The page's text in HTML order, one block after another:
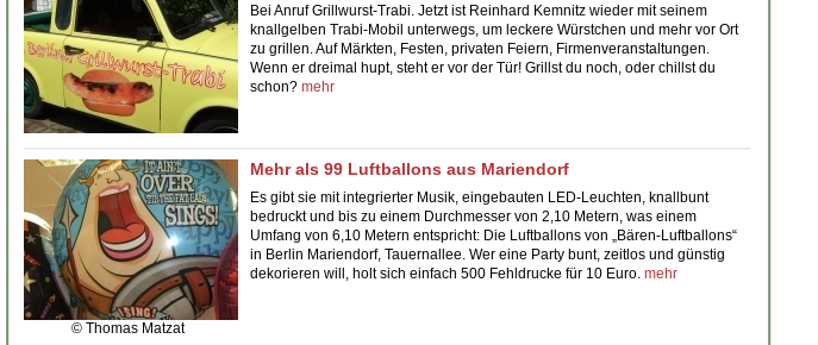
Bei AnrufGrillwurst-Trabi . Jetzt ist Reinhard Kemnitz wieder mit seinem
knallgelben Trabi-Mobil unterwegs, um leckere Würstchen und mehr vor Ort
zu grillen. Auf Märkten, Festen, privaten Feiern, Firmenveranstaltungen.
Wenn er dreimal hupt, steht er vor der Tür! Grillst du noch, oder chillst du
schon? mehr
© Thomas Matzat
Mehr als 99 Luftballons aus Mariendorf
Es gibt sie mit integrierter Musik, eingebauten LED-Leuchten, knallbunt
bedruckt und bis zu einem Durchmesser von 2,10 Metern, was einem
Umfang von 6,10 Metern entspricht: Die Luftballons von „Bären-Luftballons“
in Berlin Mariendorf, Tauernallee. Wer eine Party bunt, zeitlos und günstig
dekorieren will, holt sich einfach 500 Fehldrucke für 10 Euro. mehr